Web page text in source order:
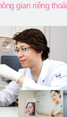
gian riêng